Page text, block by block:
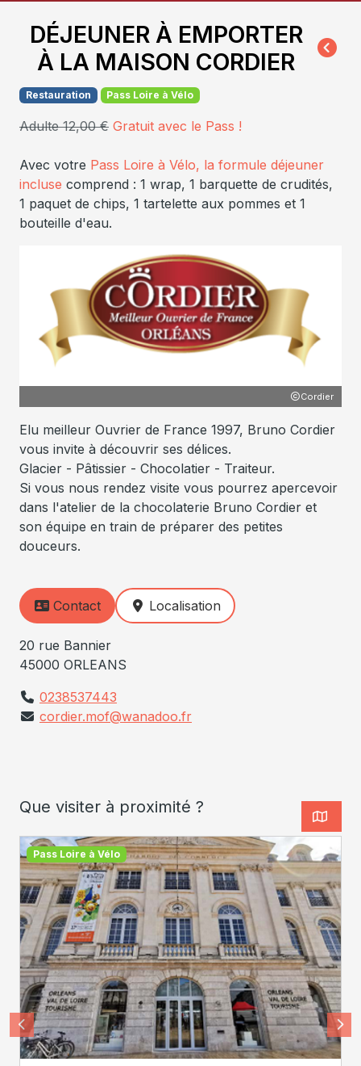
DÉJEUNER À EMPORTER
À LA MAISON CORDIER
Restauration Pass Loire à Vélo
Adulte 12,00 € Gratuit avec le Pass !
Avec votre Pass Loire à Vélo, la formule déjeuner
incluse comprend : 1 wrap, 1 barquette de crudités,
1 paquet de chips, 1 tartelette aux pommes et 1
bouteille d'eau.
Cordier
Elu meilleur Ouvrier de France 1997, Bruno Cordier
vous invite à découvrir ses délices.
Glacier - Pâtissier - Chocolatier - Traiteur.
Si vous nous rendez visite vous pourrez apercevoir
dans l'atelier de la chocolaterie Bruno Cordier et
son équipe en train de préparer des petites
douceurs.
Contact Localisation
20 rue Bannier
45000 ORLEANS
0238537443
cordier.mof@wanadoo.fr
Que visiter à proximité ?
Pass Loire à Vélo